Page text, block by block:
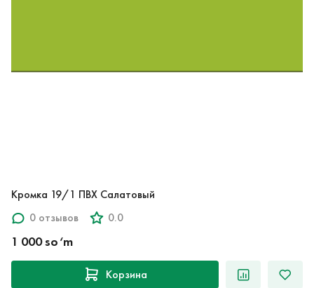
Кромка 19/1 ПВХ Салатовый
0 отзывов
0.0
1 000 so‘m
Корзина